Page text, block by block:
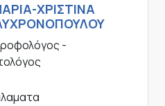
ΧΡΙΣΤΙΝΑ
-